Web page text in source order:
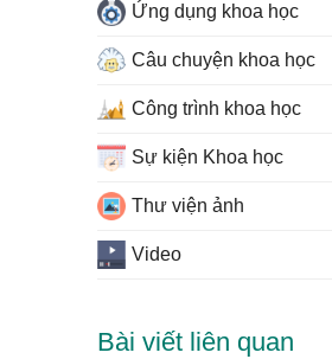
Ứng dụng khoa học
Câu chuyện khoa học
Công trình khoa học
Sự kiện Khoa học
Thư viện ảnh
Video
Bài viết liên quan